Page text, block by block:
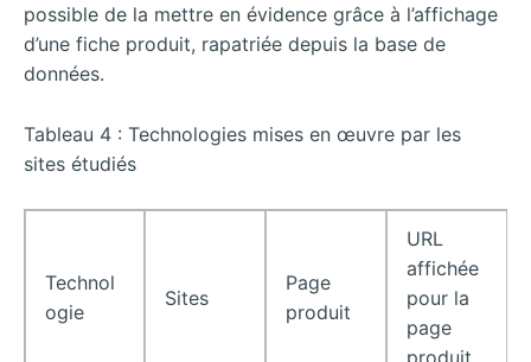
possible de la mettre en évidence grâce à l’affichage
d’une fiche produit, rapatriée depuis la base de
données.
Tableau 4 : Technologies mises en œuvre par les
sites étudiés
Technol
ogie
Sites
Page
produit
URL
affichée
pour la
page